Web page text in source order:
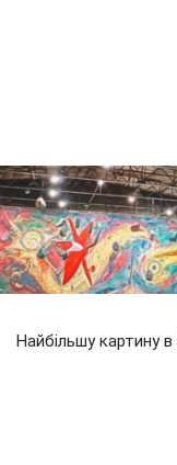
Найбільшу картину в